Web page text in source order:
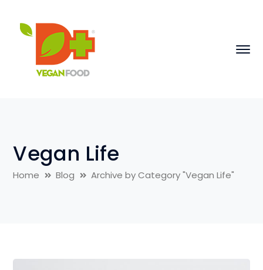
Vegan Life
Home Blog Archive by Category "Vegan Life"